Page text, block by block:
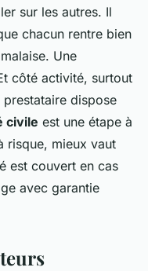
sur les autres. Il
chacun rentre bien
Une
côté activité, surtout
prestataire dispose
civile est une étape à
risque, mieux vaut
est couvert en cas
avec garantie